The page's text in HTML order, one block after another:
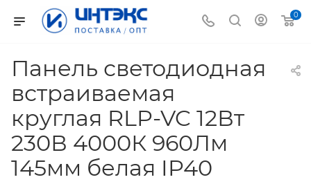
0
Панель светодиодная
встраиваемая
круглая RLP-VC 12Вт
230В 4000К 960Лм
145мм белая IP40